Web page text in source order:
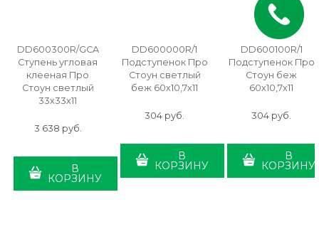
DD600300R/GCA
Ступень угловая
клееная Про
Стоун светлый
33х33х11
3 638 руб.
В
КОРЗИНУ
DD600000R/1
Подступенок Про
Стоун светлый
беж 60х10,7х11
304 руб.
В
КОРЗИНУ
DD600100R/1
Подступенок Про
Стоун беж
60х10,7х11
304 руб.
В
КОРЗИНУ